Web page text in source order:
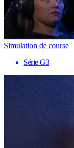
Simulation de course
Série G3